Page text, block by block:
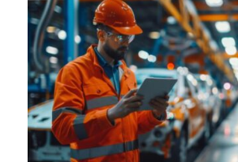
READ MORE